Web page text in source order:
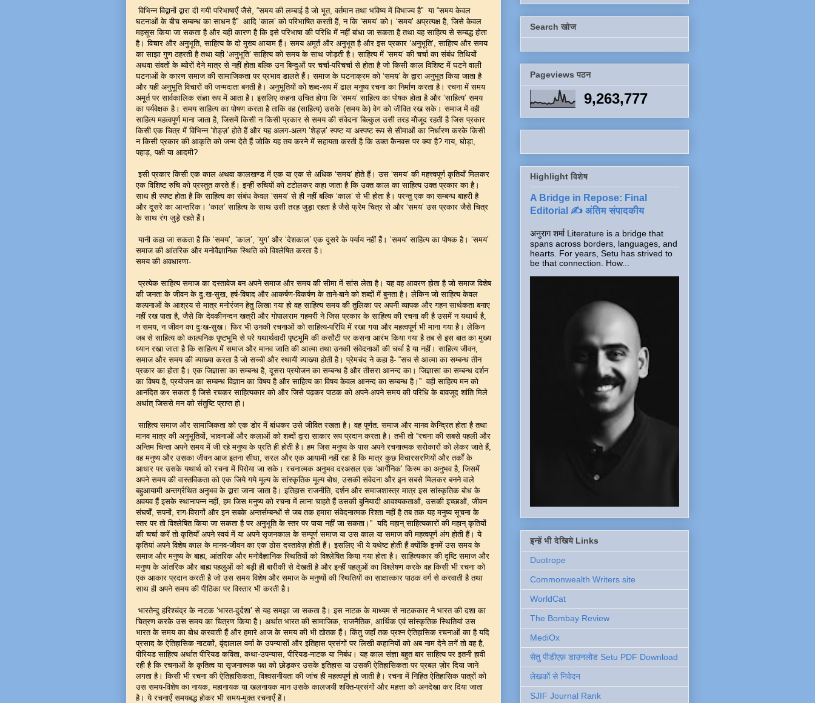
विभिन्न विद्वानों द्वारा दी गयी परिभाषाएँ जैसे, “समय की लम्बाई है जो भूत, वर्तमान तथा भविष्य में विभाज्य है” या “समय केवल
घटनाओं के बीच सम्बन्ध का साधन है” आदि ‘काल’ को परिभाषित करती हैं, न कि ‘समय’ को। ‘समय’ अप्रत्यक्ष है, जिसे केवल
महसूस किया जा सकता है और यही कारण है कि इसे परिभाषा की परिधि में नहीं बांधा जा सकता है तथा यह साहित्य से सम्बद्ध होता
है। विचार और अनुभूति, साहित्य के दो मुख्य आयाम हैं। समय अमूर्त और अनुभूत है और इस प्रकार ‘अनुभूति’, साहित्य और समय
का साझा गुण ठहरती है तथा यही ‘अनुभूति’ साहित्य को समय के साथ जोड़ती है। साहित्य में ‘समय’ की चर्चा का संबंध तिथियों
अथवा संवतों के ब्योरों देने मात्र से नहीं होता बल्कि उन बिन्दुओं पर चर्चा-परिचर्चा से होता है जो किसी काल विशिष्ट में घटने वाली
घटनाओं के कारण समाज की सामाजिकता पर प्रभाव डालते हैं। समाज के घटनाक्रम को ‘समय’ के द्वारा अनुभूत किया जाता है
और यही अनुभूति विचारों की जन्मदाता बनती है। अनुभूतियों को शब्द-रूप में ढाल मनुष्य रचना का निर्माण करता है। रचना में समय
अमूर्त पर सार्वकालिक संज्ञा रूप में आता है। इसलिए कहना उचित होगा कि ‘समय’ साहित्य का पोषक होता है और ‘साहित्य’ समय
का पर्यवेक्षक है। समय साहित्य का पोषण करता है ताकि वह (साहित्य) उसके (समय के) वेग को जीवित रख सके। समाज में वही
साहित्य महत्वपूर्ण माना जाता है, जिसमें किसी न किसी प्रकार से समय की संवेदना बिल्कुल उसी तरह मौजूद रहती है जिस प्रकार
किसी एक चित्र में विभिन्न ‘शेड्ज़’ होते हैं और यह अलग-अलग ‘शेड्ज़’ स्पष्ट या अस्पष्ट रूप से सीमाओं का निर्धारण करके किसी
न किसी प्रकार की आकृति को जन्म देते हैं जोकि यह तय करने में सहायता करती है कि उक्त कैनवस पर क्या है? गाय, घोड़ा,
पहाड़, पक्षी या आदमी?
इसी प्रकार किसी एक काल अथवा कालखण्ड में एक या एक से अधिक ‘समय’ होते हैं। उस ‘समय’ की महत्त्वपूर्ण कृतियाँ मिलकर
एक विशिष्ट रुचि को प्रस्तुत करते हैं। इन्हीं रुचियों को टटोलकर कहा जाता है कि उक्त काल का साहित्य उक्त प्रकार का है।
साथ ही स्पष्ट होता है कि साहित्य का संबंध केवल ‘समय’ से ही नहीं बल्कि ‘काल’ से भी होता है। परन्तु एक का सम्बन्ध बाहरी है
और दूसरे का आन्तरिक। ‘काल’ साहित्य के साथ उसी तरह जुड़ा रहता है जैसे फ्रेम चित्र से और ‘समय’ उस प्रकार जैसे चित्र
के साथ रंग जुड़े रहते हैं।
यानी कहा जा सकता है कि ‘समय’, ‘काल’, ‘युग’ और ‘देशकाल’ एक दूसरे के पर्याय नहीं हैं। ‘समय’ साहित्य का पोषक है। ‘समय’
समाज की आंतरिक और मनोवैज्ञानिक स्थिति को विश्लेषित करता है।
समय की अवधारणा-
प्रत्येक साहित्य समाज का दस्तावेज बन अपने समाज और समय की सीमा में सांस लेता है। यह वह आवरण होता है जो समाज विशेष
की जनता के जीवन के दु:ख-सुख, हर्ष-विषाद और आकर्षण-विकर्षण के ताने-बाने को शब्दों में बुनता है। लेकिन जो साहित्य केवल
कल्पनाओं के आश्रय से मात्र मनोरंजन हेतु लिखा गया हो वह साहित्य समय की तुलिका पर अपनी व्यापक और गहन सार्थकता बनाए
नहीं रख पाता है, जैसे कि देवकीनन्दन खत्री और गोपालराम गहमरी ने जिस प्रकार के साहित्य की रचना की है उसमें न यथार्थ है,
न समय, न जीवन का दुःख-सुख। फिर भी उनकी रचनाओं को साहित्य-परिधि में रखा गया और महत्वपूर्ण भी माना गया है। लेकिन
जब से साहित्य को काल्पनिक पृष्टभूमि से परे यथार्थवादी पृष्टभूमि की कसौटी पर कसना आरंभ किया गया है तब से इस बात का मुख्य
ध्यान रखा जाता है कि साहित्य में समाज और मानव जाति की आत्मा तथा उनकी संवेदनाओं की चर्चा है या नहीं। साहित्य जीवन,
समाज और समय की व्याख्या करता है जो सच्ची और स्थायी व्याख्या होती है। प्रेमचंद ने कहा है- “सच से आत्मा का सम्बन्ध तीन
प्रकार का होता है। एक जिज्ञासा का सम्बन्ध है, दूसरा प्रयोजन का सम्बन्ध है और तीसरा आनन्द का। जिज्ञासा का सम्बन्ध दर्शन
का विषय है, प्रयोजन का सम्बन्ध विज्ञान का विषय है और साहित्य का विषय केवल आनन्द का सम्बन्ध है।” वही साहित्य मन को
आनंदित कर सकता है जिसे रचकर साहित्यकार को और जिसे पढ़कर पाठक को अपने-अपने समय की परिधि के बावजूद शांति मिले
अर्थात् जिससे मन को संतुष्टि प्राप्त हो।
साहित्य समाज और सामाजिकता को एक डोर में बांधकर उसे जीवित रखता है। वह पूर्णत: समाज और मानव केन्द्रित होता है तथा
मानव मात्र की अनुभूतियों, भावनाओं और कलाओं को शब्दों द्वारा साकार रूप प्रदान करता है। तभी तो “रचना की सबसे पहली और
अन्तिम चिन्ता अपने समय में जी रहे मनुष्य के प्रति ही होती है। हम जिस मनुष्य के पास अपने रचनात्मक सरोकारों को लेकर जाते हैं,
वह मनुष्य और उसका जीवन आज इतना सीधा, सरल और एक आयामी नहीं रहा है कि मात्र कुछ विचारसरणियों और तर्कों के
आधार पर उसके यथार्थ को रचना में पिरोया जा सके। रचनात्मक अनुभव दरअसल एक ‘आर्गेनिक’ किस्म का अनुभव है, जिसमें
अपने समय की वास्तविकता को एक जिये गये मूल्य के सांस्कृतिक मूल्य बोध, उसकी संवेदना और इन सबसे मिलकर बनने वाले
बहुआयामी अन्तर्ग्रथित अनुभव के द्वारा जाना जाता है। इतिहास राजनीति, दर्शन और समाजशास्त्र मात्र इस सांस्कृतिक बोध के
अवयव हैं इसके स्थानापन्न नहीं, हम जिस मनुष्य को रचना में लाना चाहते हैं उसकी बुनियादी आवश्यकताओं, उसकी इच्छाओं, जीवन
संघर्षों, सपनों, राग-विरागों और इन सबके अन्तर्सम्बन्धों से जब तक हमारा संवेदनात्मक रिश्ता नहीं है तब तक यह मनुष्य सूचना के
स्तर पर तो विश्लेषित किया जा सकता है पर अनुभूति के स्तर पर पाया नहीं जा सकता।” यदि महान् साहित्यकारों की महान् कृतियों
की चर्चा करें तो कृतियाँ अपने स्वयं में या अपने सृजनकाल के सम्पूर्ण समाज या उस काल या समाज की महत्वपूर्ण अंग होती हैं। ये
कृतियां अपने विशेष काल के मानव-जीवन का एक ठोस दस्तावेज़ होती हैं। इसलिए भी ये यथेष्ट होती हैं क्योंकि इनमें उस समय के
समाज और मनुष्य के बाह्य, आंतरिक और मनोवैज्ञानिक स्थितियों को विश्लेषित किया गया होता है। साहित्यकार की दृष्टि समाज और
मनुष्य के आंतरिक और बाह्य पहलुओं को बड़ी ही बारीकी से देखती है और इन्हीं पहलुओं का विश्लेषण करके वह किसी भी रचना को
एक आकार प्रदान करती है जो उस समय विशेष और समाज के मनुष्यों की स्थितियों का साक्षात्कार पाठक वर्ग से करवाती है तथा
साथ ही अपने समय की पीठिका पर विस्तार भी करती है।
भारतेन्दु हरिश्चंद्र के नाटक ‘भारत-दुर्दशा’ से यह समझा जा सकता है। इस नाटक के माध्यम से नाटककार ने भारत की दशा का
चित्रण करके उस समय का चित्रण किया है। अर्थात भारत की सामाजिक, राजनैतिक, आर्थिक एवं सांस्कृतिक स्थितियां उस
भारत के समय का बोध करवाती हैं और हमारे आज के समय की भी द्योतक हैं। किंतु जहाँ तक प्रश्न ऐतिहासिक रचनाओं का है यदि
प्रसाद के ऐतिहासिक नाटकों, वृंदालाल वर्मा के उपन्यासों और इतिहास प्रसंगों पर लिखी कहानियों को अब नाम देने लगें तो वह है,
पीरियड साहित्य अर्थात पीरियड कविता, कथा-उपन्यास, पीरियड-नाटक या निबंध। यह काल संज्ञा बहुत बार साहित्य पर इतनी हावी
रही है कि रचनाओं के कृतित्व या सृजनात्मक पक्ष को छोड़कर उसके इतिहास या उसकी ऐतिहासिकता पर प्रबल ज़ोर दिया जाने
लगता है। किसी भी रचना की ऐतिहासिकता, विश्वसनीयता की जांच ही महत्वपूर्ण हो जाती है। रचना में निहित ऐतिहासिक पात्रों को
उस समय-विशेष का नायक, महानायक या खलनायक मान उसके कालजयी शक्ति-प्रसंगों और महत्ता को अनदेखा कर दिया जाता
है। ये रचनाएँ समयबद्ध होकर भी समय-मुक्त रचनाएँ हैं।
Search खोज
Pageviews पठन
9,263,777
Highlight विशेष
A Bridge in Repose: Final
Editorial ✍️ अंतिम संपादकीय
अनुराग शर्मा Literature is a bridge that
spans across borders, languages, and
hearts. For years, Setu has strived to
be that connection. How...
इन्हें भी देखिये Links
Duotrope
Commonwealth Writers site
WorldCat
The Bombay Review
MediOx
सेतु पीडीएफ़ डाउनलोड Setu PDF Download
लेखकों से निवेदन
SJIF Journal Rank